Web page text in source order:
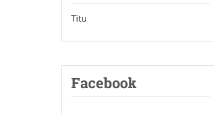
Titu
Facebook